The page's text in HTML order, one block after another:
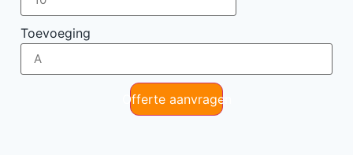
Toevoeging
Offerte aanvragen